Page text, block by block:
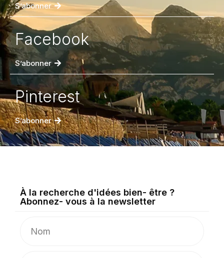
S’abonner
Facebook
S’abonner
Pinterest
S’abonner
À la recherche d'idées bien- être ?
Abonnez- vous à la newsletter